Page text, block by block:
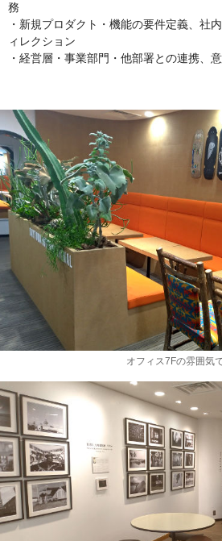
務
・新規プロダクト・機能の要件定義、社
ィレクション
・経営層・事業部門・他部署との連携、
オフィス7Fの雰囲気